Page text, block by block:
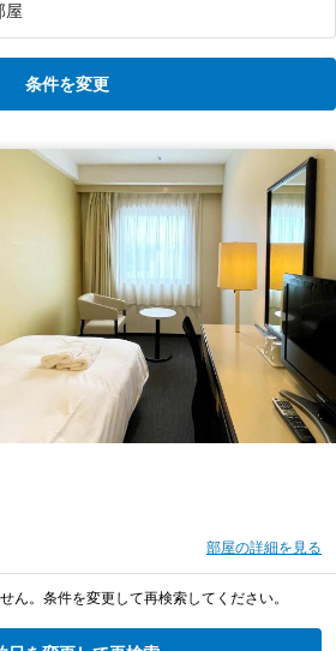
屋
条件を変更
部屋の詳細を見る
ん。条件を変更して再検索してください。